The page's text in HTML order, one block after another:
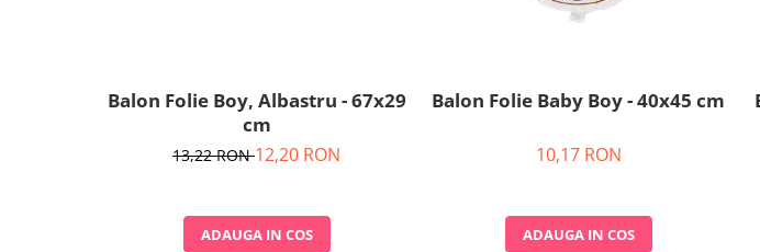
Balon Folie Boy, Albastru - 67x29
cm
13,22 RON12,20 RON
ADAUGA IN COS
Balon Folie Baby Boy - 40x45 cm
10,17 RON
ADAUGA IN COS